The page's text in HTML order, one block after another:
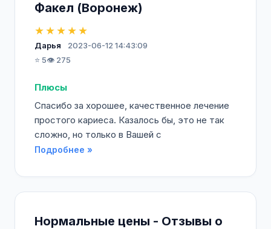
Факел (Воронеж)
★★★★★
Дарья
2023-06-12 14:43:09
⭐ 5👁️ 275
Плюсы
Спасибо за хорошее, качественное лечение
простого кариеса. Казалось бы, это не так
сложно, но только в Вашей с
Подробнее »
Нормальные цены - Отзывы о